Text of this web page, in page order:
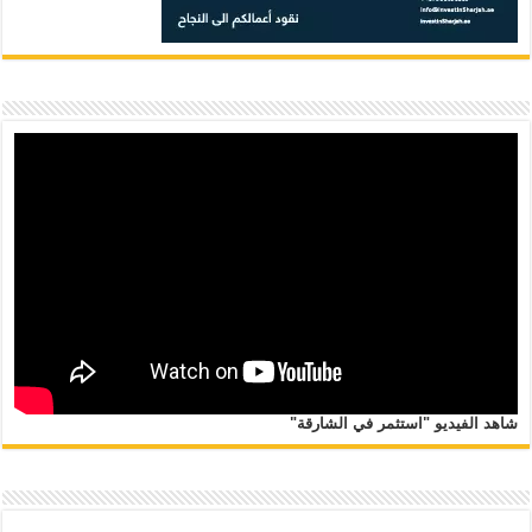
شاهد الفيديو "استثمر في الشارقة"